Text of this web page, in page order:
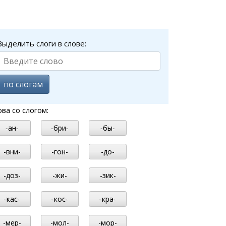
слоги в слове:
по слогам
со слогом:
-ан- -бри- -бы-
-вни- -гон- -до-
-доз- -жи- -зик-
-кас- -кос- -кра-
-мер- -мол- -мор-